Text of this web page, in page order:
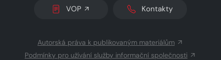
VOP Kontakty
Autorská práva k publikovaným materiálům
Podmínky pro užívání služby informační společnosti